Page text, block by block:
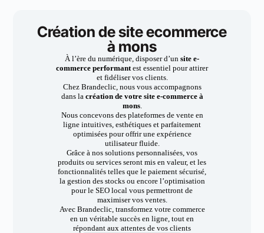
Création de site ecommerce
à mons
À l’ère du numérique, disposer d’un site e-
commerce performantest essentiel pour attirer
et fidéliser vos clients.
Chez Brandeclic, nous vous accompagnons
dans la création de votre site e-commerce à
mons.
Nous concevons des plateformes de vente en
ligne intuitives, esthétiques et parfaitement
optimisées pour offrir une expérience
utilisateur fluide.
Grâce à nos solutions personnalisées, vos
produits ou services seront mis en valeur, et les
fonctionnalités telles que le paiement sécurisé,
la gestion des stocks ou encore l’optimisation
pour le SEO local vous permettront de
maximiser vos ventes.
Avec Brandeclic, transformez votre commerce
en un véritable succès en ligne, tout en
répondant aux attentes de vos clients